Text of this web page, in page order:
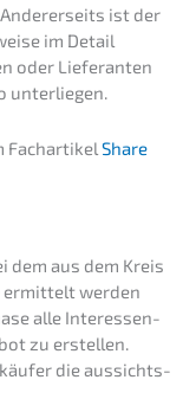
ist der
im Detail
oder Liefe­ran­ten
unterliegen.
Fachar­ti­kel Share
dem aus dem Kreis
ermit­telt werden
alle Inter­es­sen­
zu erstel­len.
die aussichts­